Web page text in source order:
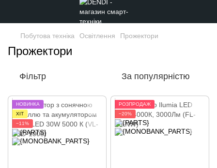
Побутова техніка Освітлення Прожектори
Прожектори
Фільтр За популярністю
НОВИНКА
ХІТ
−11%
РОЗПРОДАЖ
−20%